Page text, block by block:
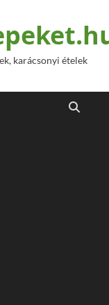
karácsonyi ételek